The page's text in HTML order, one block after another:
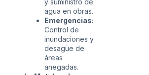
y suministro de
agua en obras.
Emergencias:
Control de
inundaciones y
desagüe de
áreas
anegadas.